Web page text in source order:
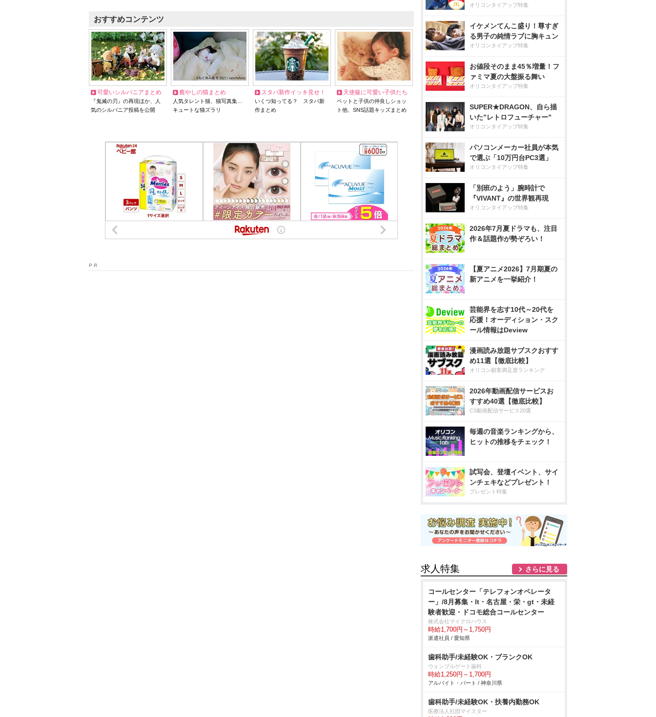
おすすめコンテンツ
可愛いシルバニアまとめ
『鬼滅の刃』の再現ほか、人
気のシルバニア投稿を公開
癒やしの猫まとめ
人気タレント猫、猫写真集…
キュートな猫ズラリ
スタバ新作イッキ見せ！
いくつ知ってる？ スタバ新
作まとめ
天使級に可愛い子供たち
ペットと子供の仲良しショッ
ト他、SNS話題キッズまとめ
P R
オリコンタイアップ特集
イケメンてんこ盛り！尊すぎ
る男子の純情ラブに胸キュン
オリコンタイアップ特集
お値段そのまま45％増量！フ
ァミマ夏の大盤振る舞い
オリコンタイアップ特集
SUPER★DRAGON、自ら描
いた”レトロフューチャー”
オリコンタイアップ特集
パソコンメーカー社員が本気
で選ぶ「10万円台PC3選」
オリコンタイアップ特集
「別班のよう」腕時計で
『VIVANT』の世界観再現
オリコンタイアップ特集
2026年7月夏ドラマも、注目
作＆話題作が勢ぞろい！
【夏アニメ2026】7月期夏の
新アニメを一挙紹介！
芸能界を志す10代～20代を
応援！オーディション・スク
ール情報はDeview
漫画読み放題サブスクおすす
め11選【徹底比較】
オリコン顧客満足度ランキング
2026年動画配信サービスお
すすめ40選【徹底比較】
CS動画配信サービス20選
毎週の音楽ランキングから、
ヒットの推移をチェック！
試写会、登壇イベント、サイ
ンチェキなどプレゼント！
プレゼント特集
求人特集 さらに見る
コールセンター「テレフォンオペレータ
ー」/8月募集・lt・名古屋・栄・gt・未経
験者歓迎・ドコモ総合コールセンター
株式会社マイクロハウス
時給1,700円～1,750円
派遣社員 / 愛知県
歯科助手/未経験OK・ブランクOK
ウォンブルゲート歯科
時給1,250円～1,700円
アルバイト・パート / 神奈川県
歯科助手/未経験OK・扶養内勤務OK
医療法人社団マイスター